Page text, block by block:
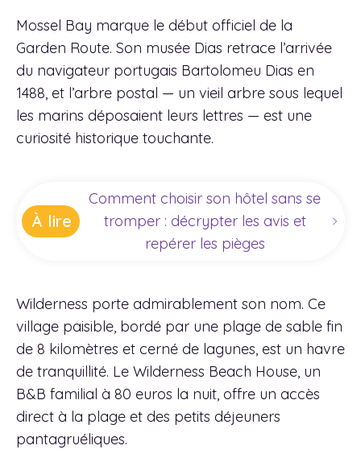
Mossel Bay marque le début officiel de la
Garden Route. Son musée Dias retrace l’arrivée
du navigateur portugais Bartolomeu Dias en
1488, et l’arbre postal — un vieil arbre sous lequel
les marins déposaient leurs lettres — est une
curiosité historique touchante.
À lire
Comment choisir son hôtel sans se
tromper : décrypter les avis et
repérer les pièges
Wilderness porte admirablement son nom. Ce
village paisible, bordé par une plage de sable fin
de 8 kilomètres et cerné de lagunes, est un havre
de tranquillité. Le Wilderness Beach House, un
B&B familial à 80 euros la nuit, offre un accès
direct à la plage et des petits déjeuners
pantagruéliques.